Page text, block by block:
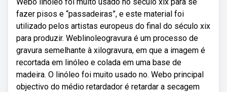
fazer pisos e “passadeiras”, e este material foi
utilizado pelos artistas europeus do final do século xix
para produzir. Weblinoleogravura é um processo de
gravura semelhante à xilogravura, em que a imagem é
recortada em linóleo e colada em uma base de
madeira. O linóleo foi muito usado no. Webo principal
objectivo do médio retardador é retardar a secagem